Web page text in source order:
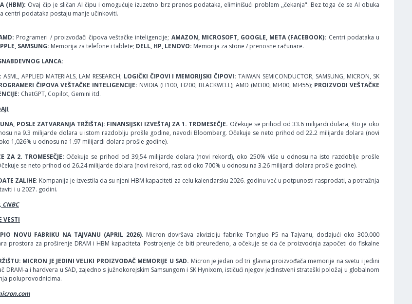
(HBM): Ovaj čip je sličan AI čipu i omogućuje izuzetno brz prenos podataka, eliminišući problem ,,čekanja". Bez toga će se AI obuka
centri podataka postaju manje učinkoviti.
Programeri / proizvođači čipova veštačke inteligencije; AMAZON, MICROSOFT, GOOGLE, META (FACEBOOK): Centri podataka u
SAMSUNG: Memorija za telefone i tablete; DELL, HP, LENOVO: Memorija za stone / prenosne računare.
LANCA:
ASML, APPLIED MATERIALS, LAM RESEARCH; LOGIČKI ČIPOVI I MEMORIJSKI ČIPOVI: TAIWAN SEMICONDUCTOR, SAMSUNG, MICRON, SK
ČIPOVA VEŠTAČKE INTELIGENCIJE: NVIDIA (H100, H200, BLACKWELL); AMD (MI300, MI400, MI455); PROIZVODI VEŠTAČKE
ChatGPT, Copilot, Gemini itd.
POSLE ZATVARANJA TRŽIŠTA): FINANSIJSKI IZVEŠTAJ ZA 1. TROMESEČJE. Očekuje se prihod od 33.6 milijardi dolara, što je oko
na 9.3 milijarde dolara u istom razdoblju prošle godine, navodi Bloomberg. Očekuje se neto prihod od 22.2 milijarde dolara (novi
1,026% u odnosu na 1.97 milijardi dolara prošle godine).
ZA 2. TROMESEČJE: Očekuje se prihod od 39,54 milijarde dolara (novi rekord), oko 250% više u odnosu na isto razdoblje prošle
se neto prihod od 26.24 milijarde dolara (novi rekord, rast od oko 700% u odnosu na 3.26 milijardi dolara prošle godine).
ZALIHE: Kompanija je izvestila da su njeni HBM kapaciteti za celu kalendarsku 2026. godinu već u potpunosti rasprodati, a potražnja
i u 2027. godini.
VESTI
NOVU FABRIKU NA TAJVANU (APRIL 2026). Micron dovršava akviziciju fabrike Tongluo P5 na Tajvanu, dodajući oko 300.000
prostora za proširenje DRAM i HBM kapaciteta. Postrojenje će biti preuređeno, a očekuje se da će proizvodnja započeti do fiskalne
MICRON JE JEDINI VELIKI PROIZVOĐAČ MEMORIJE U SAD. Micron je jedan od tri glavna proizvođača memorije na svetu i jedini
DRAM-a i hardvera u SAD, zajedno s južnokorejskim Samsungom i SK Hynixom, ističući njegov jedinstveni strateški položaj u globalnom
poluprovodnicima.